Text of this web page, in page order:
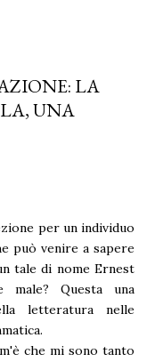
LA
UNA
per un individuo
può venire a sapere
tale di nome Ernest
male? Questa una
letteratura nelle
che mi sono tanto